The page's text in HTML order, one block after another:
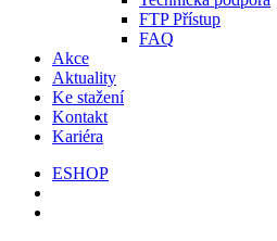
FTP Přístup
FAQ
Akce
Aktuality
Ke stažení
Kontakt
Kariéra
ESHOP